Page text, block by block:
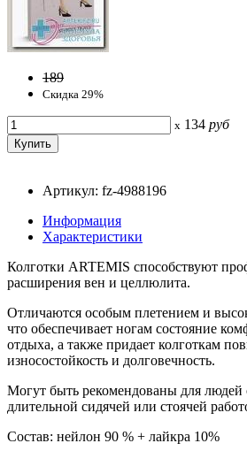
189
Скидка 29%
x 134 руб
Артикул: fz-4988196
Информация
Характеристики
Колготки ARTEMIS способствуют
расширения вен и целлюлита.
Отличаются особым плетением и
что обеспечивает ногам состояние
отдыха, а также придает колготкам
износостойкость и долговечность.
Могут быть рекомендованы для
длительной сидячей или стоячей
Состав: нейлон 90 % + лайкра 10%